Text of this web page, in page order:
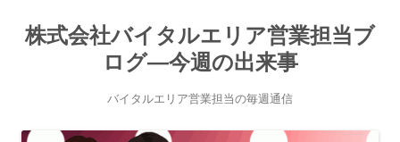
株式会社バイタルエリア営業担当ブ
ログ―今週の出来事
バイタルエリア営業担当の毎週通信